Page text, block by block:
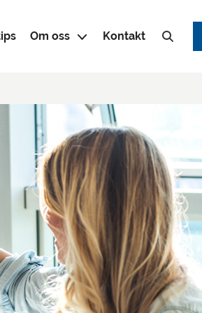
Om oss Kontakt
Sök efter: